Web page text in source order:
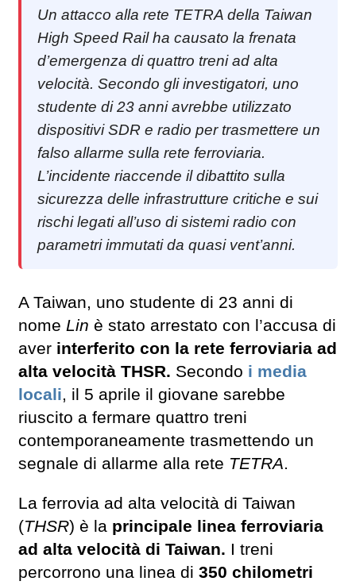
Un attacco alla rete TETRA della Taiwan
High Speed Rail ha causato la frenata
d’emergenza di quattro treni ad alta
velocità. Secondo gli investigatori, uno
studente di 23 anni avrebbe utilizzato
dispositivi SDR e radio per trasmettere un
falso allarme sulla rete ferroviaria.
L’incidente riaccende il dibattito sulla
sicurezza delle infrastrutture critiche e sui
rischi legati all’uso di sistemi radio con
parametri immutati da quasi vent’anni.
A Taiwan, uno studente di 23 anni di
nome Lin è stato arrestato con l’accusa di
aver interferito con la rete ferroviaria ad
alta velocità THSR. Secondo i media
locali, il 5 aprile il giovane sarebbe
riuscito a fermare quattro treni
contemporaneamente trasmettendo un
segnale di allarme alla rete TETRA.
La ferrovia ad alta velocità di Taiwan
(THSR) è la principale linea ferroviaria
ad alta velocità di Taiwan. I treni
percorrono una linea di 350 chilometri